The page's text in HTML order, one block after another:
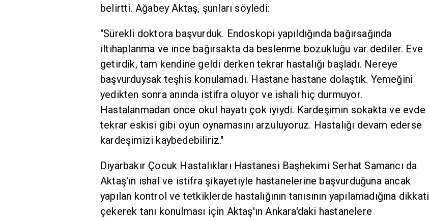
belirtti. Ağabey Aktaş, şunları söyledi:
"Sürekli doktora başvurduk. Endoskopi yapıldığında bağırsağında
iltihaplanma ve ince bağırsakta da beslenme bozukluğu var dediler. Eve
getirdik, tam kendine geldi derken tekrar hastalığı başladı. Nereye
başvurduysak teşhis konulamadı. Hastane hastane dolaştık. Yemeğini
yedikten sonra anında istifra oluyor ve ishali hiç durmuyor.
Hastalanmadan önce okul hayatı çok iyiydi. Kardeşimin sokakta ve evde
tekrar eskisi gibi oyun oynamasını arzuluyoruz. Hastalığı devam ederse
kardeşimizi kaybedebiliriz."
Diyarbakır Çocuk Hastalıkları Hastanesi Başhekimi Serhat Samancı da
Aktaş'ın ishal ve istifra şikayetiyle hastanelerine başvurduğuna ancak
yapılan kontrol ve tetkiklerde hastalığının tanısının yapılamadığına dikkati
çekerek tanı konulması için Aktaş'ın Ankara'daki hastanelere